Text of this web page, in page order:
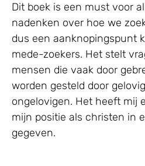
Dit boek is een must voor
nadenken over hoe we
dus een aanknopingspunt
mede-zoekers. Het stelt
mensen die vaak door
worden gesteld door
ongelovigen. Het heeft mij
mijn positie als christen in
gegeven.